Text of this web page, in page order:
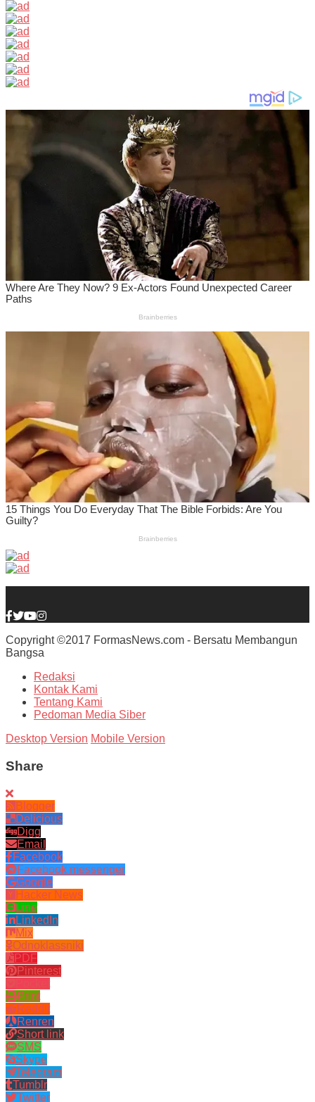
Copyright ©2017 FormasNews.com - Bersatu Membangun
Bangsa
Redaksi
Kontak Kami
Tentang Kami
Pedoman Media Siber
Desktop Version Mobile Version
Share
Blogger
Delicious
Digg
Email
Facebook
Facebook messenger
Google
Hacker News
Line
LinkedIn
Mix
Odnoklassniki
PDF
Pinterest
Print
Reddit
Renren
Short link
SMS
Skype
Telegram
Tumblr
Twitter